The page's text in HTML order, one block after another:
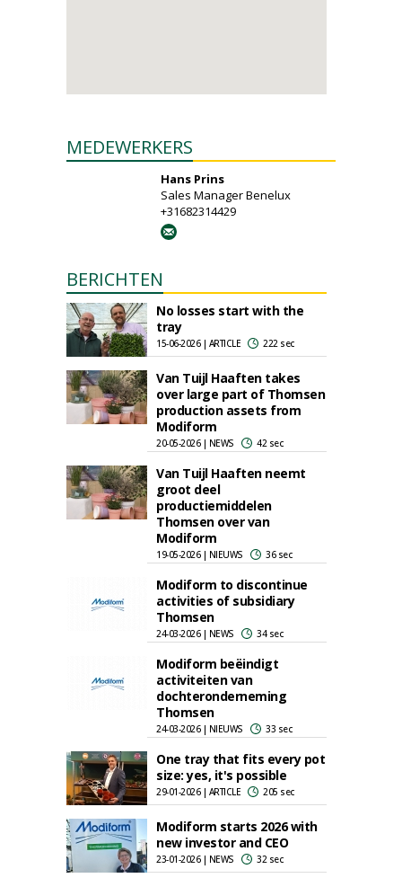
MEDEWERKERS
Hans Prins
Sales Manager Benelux
+31682314429
BERICHTEN
No losses start with the
tray
15-06-2026 | ARTICLE 222 sec
Van Tuijl Haaften takes
over large part of Thomsen
production assets from
Modiform
20-05-2026 | NEWS 42 sec
Van Tuijl Haaften neemt
groot deel
productiemiddelen
Thomsen over van
Modiform
19-05-2026 | NIEUWS 36 sec
Modiform to discontinue
activities of subsidiary
Thomsen
24-03-2026 | NEWS 34 sec
Modiform beëindigt
activiteiten van
dochteronderneming
Thomsen
24-03-2026 | NIEUWS 33 sec
One tray that fits every pot
size: yes, it's possible
29-01-2026 | ARTICLE 205 sec
Modiform starts 2026 with
new investor and CEO
23-01-2026 | NEWS 32 sec